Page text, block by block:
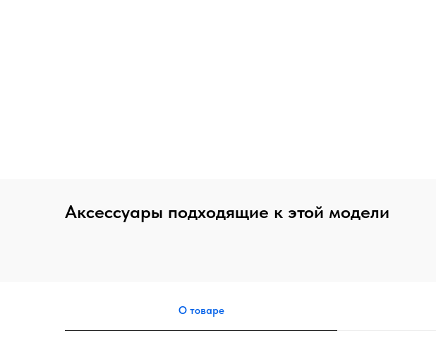
Аксессуары подходящие к этой модели
О товаре